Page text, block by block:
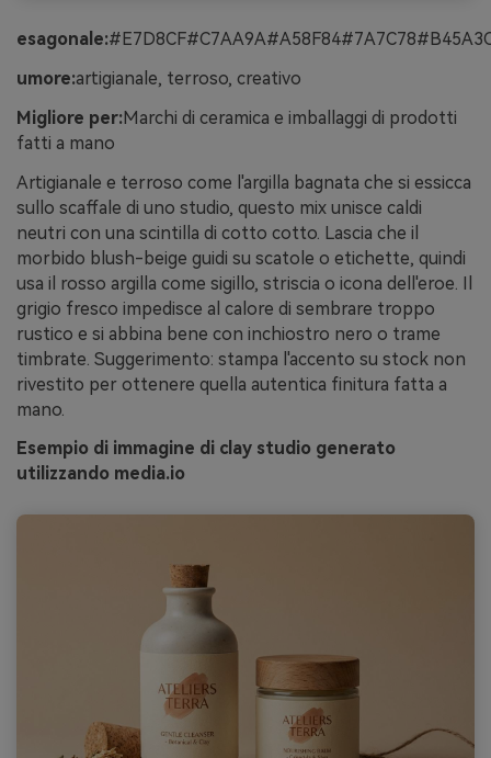
esagonale:
umore:artigianale, terroso, creativo
Migliore per:Marchi di ceramica e imballaggi di prodotti
fatti a mano
Artigianale e terroso come l'argilla bagnata che si essicca
sullo scaffale di uno studio, questo mix unisce caldi
neutri con una scintilla di cotto cotto. Lascia che il
morbido blush-beige guidi su scatole o etichette, quindi
usa il rosso argilla come sigillo, striscia o icona dell'eroe. Il
grigio fresco impedisce al calore di sembrare troppo
rustico e si abbina bene con inchiostro nero o trame
timbrate. Suggerimento: stampa l'accento su stock non
rivestito per ottenere quella autentica finitura fatta a
mano.
Esempio di immagine di clay studio generato
utilizzando media.io